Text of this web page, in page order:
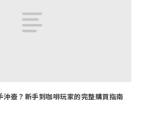
沖壺？新手到咖啡玩家的完整購買指南